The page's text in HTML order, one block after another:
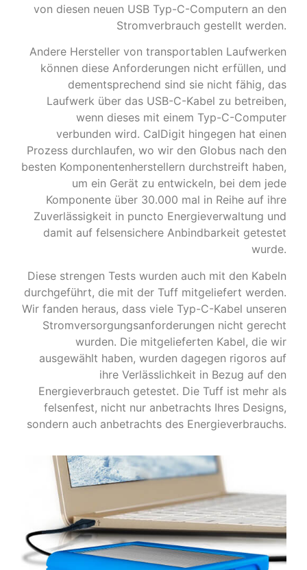
von diesen neuen USB Typ-C-Computern an den
Stromverbrauch gestellt werden.
Andere Hersteller von transportablen Laufwerken
können diese Anforderungen nicht erfüllen, und
dementsprechend sind sie nicht fähig, das
Laufwerk über das USB-C-Kabel zu betreiben,
wenn dieses mit einem Typ-C-Computer
verbunden wird. CalDigit hingegen hat einen
Prozess durchlaufen, wo wir den Globus nach den
besten Komponentenherstellern durchstreift haben,
um ein Gerät zu entwickeln, bei dem jede
Komponente über 30.000 mal in Reihe auf ihre
Zuverlässigkeit in puncto Energieverwaltung und
damit auf felsensichere Anbindbarkeit getestet
wurde.
Diese strengen Tests wurden auch mit den Kabeln
durchgeführt, die mit der Tuff mitgeliefert werden.
Wir fanden heraus, dass viele Typ-C-Kabel unseren
Stromversorgungsanforderungen nicht gerecht
wurden. Die mitgelieferten Kabel, die wir
ausgewählt haben, wurden dagegen rigoros auf
ihre Verlässlichkeit in Bezug auf den
Energieverbrauch getestet. Die Tuff ist mehr als
felsenfest, nicht nur anbetrachts Ihres Designs,
sondern auch anbetrachts des Energieverbrauchs.